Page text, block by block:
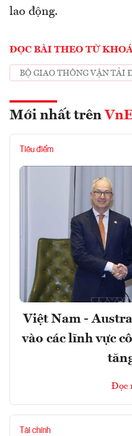
lao động.
ĐỌC BÀI THEO TỪ
BỘ GIAO THÔNG VẬN TẢI
Mới nhất trên
Tiêu điểm
Việt Nam -
vào các lĩnh vực
Đọc
Tài chính